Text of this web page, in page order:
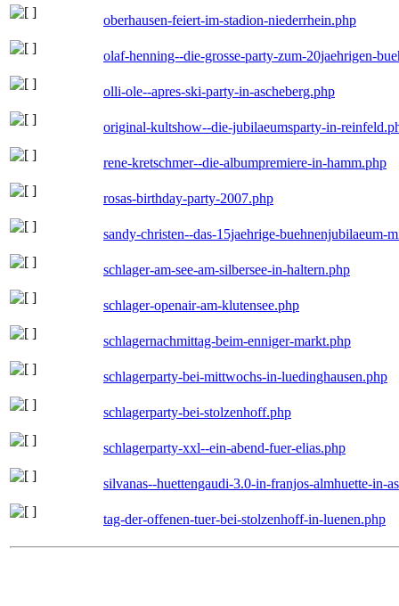
oberhausen-feiert-im-stadion-niederrhein.php
olaf-henning--die-grosse-party-zum-20jaehrigen-
olli-ole--apres-ski-party-in-ascheberg.php
original-kultshow--die-jubilaeumsparty-in-
rene-kretschmer--die-albumpremiere-in-hamm.php
rosas-birthday-party-2007.php
sandy-christen--das-15jaehrige-buehnenjubilaeum-
schlager-am-see-am-silbersee-in-haltern.php
schlager-openair-am-klutensee.php
schlagernachmittag-beim-enniger-markt.php
schlagerparty-bei-mittwochs-in-luedinghausen.php
schlagerparty-bei-stolzenhoff.php
schlagerparty-xxl--ein-abend-fuer-elias.php
silvanas--huettengaudi-3.0-in-franjos-almhuette-in-
tag-der-offenen-tuer-bei-stolzenhoff-in-luenen.php